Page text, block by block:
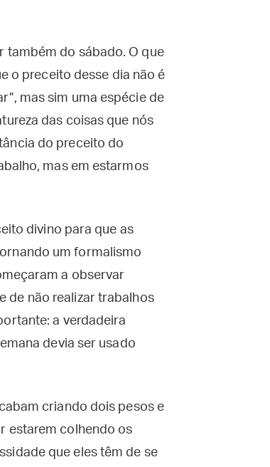
também do sábado. O que
o preceito desse dia não é
mas sim uma espécie de
das coisas que nós
do preceito do
mas em estarmos
divino para que as
um formalismo
a observar
de não realizar trabalhos
a verdadeira
devia ser usado
criando dois pesos e
estarem colhendo os
que eles têm de se